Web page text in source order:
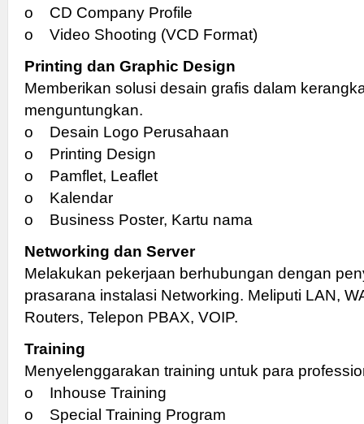
o CD Company Profile
o Video Shooting (VCD Format)
Printing dan Graphic Design
Memberikan solusi desain grafis dalam
menguntungkan.
o Desain Logo Perusahaan
o Printing Design
o Pamflet, Leaflet
o Kalendar
o Business Poster, Kartu nama
Networking dan Server
Melakukan pekerjaan berhubungan dengan
prasarana instalasi Networking. Meliputi LAN,
Routers, Telepon PBAX, VOIP.
Training
Menyelenggarakan training untuk para
o Inhouse Training
o Special Training Program